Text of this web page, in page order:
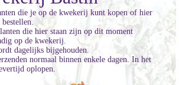
die je op de kwekerij kunt kopen of hier
die hier staan zijn op dit moment
op de kwekerij.
dagelijks bijgehouden.
normaal binnen enkele dagen. In het
oplopen.